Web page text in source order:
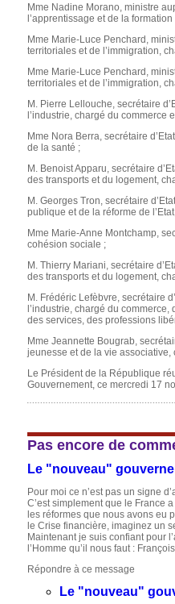
Mme Nadine Morano, ministre
l’apprentissage et de la
Mme Marie-Luce Penchard,
territoriales et de l’immigration,
Mme Marie-Luce Penchard,
territoriales et de l’immigration,
M. Pierre Lellouche, secrétaire
l’industrie, chargé du commerce
Mme Nora Berra, secrétaire
de la santé ;
M. Benoist Apparu, secrétaire
des transports et du logement,
M. Georges Tron, secrétaire
publique et de la réforme de
Mme Marie-Anne Montchamp,
cohésion sociale ;
M. Thierry Mariani, secrétaire
des transports et du logement,
M. Frédéric Lefèbvre, secrétaire
l’industrie, chargé du
des services, des professions
Mme Jeannette Bougrab,
jeunesse et de la vie
Le Président de la République
Gouvernement, ce mercredi 17
Pas encore de
Le "nouveau"
Pour moi ce n’est pas un signe
C’est simplement que le France
les réformes que nous avons eu
le Crise financière, imaginez un
Maintenant je suis confiant pour
l’Homme qu’il nous faut :
Répondre à ce message
Le "nouveau"